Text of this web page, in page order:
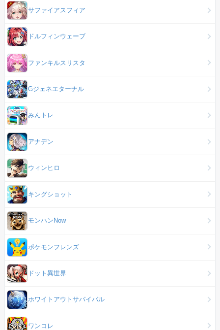
サファイアスフィア
ドルフィンウェーブ
ファンキルスリスタ
Gジェネエターナル
みんトレ
アナデン
ウィンヒロ
キングショット
モンハンNow
ポケモンフレンズ
ドット異世界
ホワイトアウトサバイバル
ワンコレ